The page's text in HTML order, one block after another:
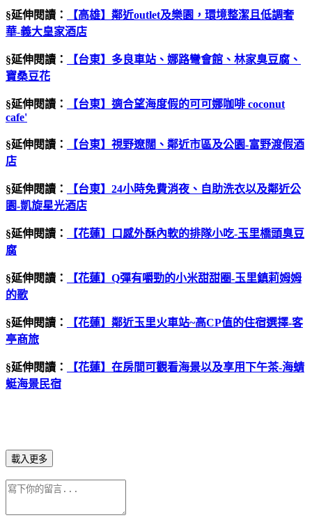
§延伸閱讀： 【高雄】鄰近outlet及樂園，環境整潔且低調奢
華-義大皇家酒店
§延伸閱讀：
【台東】多良車站、娜路彎會館、林家臭豆腐、
寶桑豆花
§延伸閱讀： 【台東】適合望海度假的可可娜咖啡 coconut
cafe'
§延伸閱讀： 【台東】視野遼闊、鄰近市區及公園-富野渡假酒
店
§延伸閱讀： 【台東】 24小時免費消夜、自助洗衣以及鄰近公
園-凱旋星光酒店
§延伸閱讀： 【花蓮】口感外酥內軟的排隊小吃-玉里橋頭臭豆
腐
§延伸閱讀： 【花蓮】 Q彈有嚼勁的小米甜甜圈-玉里鎮莉姆姆
的歌
§延伸閱讀： 【花蓮】鄰近玉里火車站~高CP值的住宿選擇-客
亭商旅
§延伸閱讀：
【花蓮】在房間可觀看海景以及享用下午茶-海蜻
蜓海景民宿
載入更多